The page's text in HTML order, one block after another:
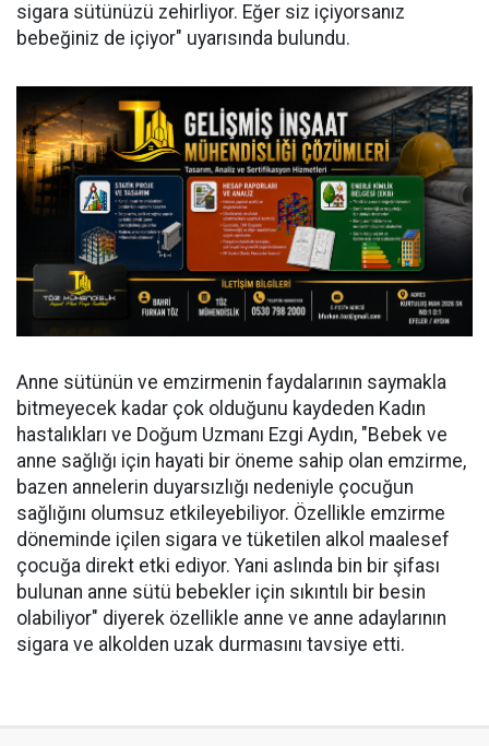
sigara sütünüzü zehirliyor. Eğer siz içiyorsanız
bebeğiniz de içiyor" uyarısında bulundu.
Anne sütünün ve emzirmenin faydalarının saymakla
bitmeyecek kadar çok olduğunu kaydeden Kadın
hastalıkları ve Doğum Uzmanı Ezgi Aydın, "Bebek ve
anne sağlığı için hayati bir öneme sahip olan emzirme,
bazen annelerin duyarsızlığı nedeniyle çocuğun
sağlığını olumsuz etkileyebiliyor. Özellikle emzirme
döneminde içilen sigara ve tüketilen alkol maalesef
çocuğa direkt etki ediyor. Yani aslında bin bir şifası
bulunan anne sütü bebekler için sıkıntılı bir besin
olabiliyor" diyerek özellikle anne ve anne adaylarının
sigara ve alkolden uzak durmasını tavsiye etti.